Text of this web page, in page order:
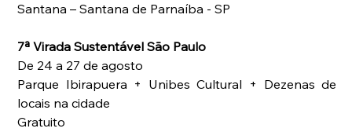
Santana – Santana de Parnaíba - SP
7ª Virada Sustentável São Paulo
De 24 a 27 de agosto
Parque Ibirapuera + Unibes Cultural + Dezenas de
locais na cidade
Gratuito